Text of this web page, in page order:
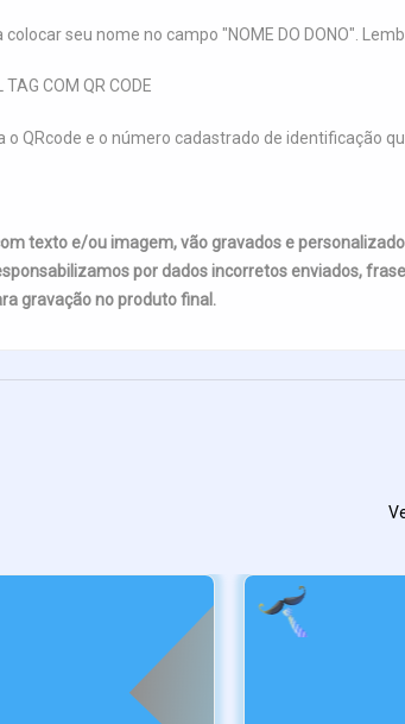
colocar seu nome no campo "NOME DO DONO".
COM QR CODE
o QRcode e o número cadastrado de identificação
texto e/ou imagem, vão gravados e
por dados incorretos enviados,
gravação no produto final.